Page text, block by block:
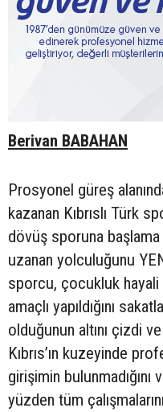
Berivan BABAHAN
Prosyonel güreş
kazanan Kıbrıslı Türk
dövüş sporuna
uzanan yolculuğunu
sporcu, çocukluk
amaçlı yapıldığını
olduğunun altını çizdi
Kıbrıs’ın kuzeyinde
girişimin
yüzden tüm